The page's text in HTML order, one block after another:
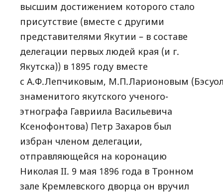
высшим достижением которого стало
присутствие (вместе с другими
представителями Якутии – в составе
делегации первых людей края (и г.
Якутска)) в 1895 году вместе
с А.Ф.Лепчиковым, М.П.Ларионовым
знаменитого якутского ученого-
этнографа Гавриила Васильевича
Ксенофонтова) Петр Захаров был
избран членом делегации,
отправляющейся на коронацию
Николая II. 9 мая 1896 года в Тронном
зале Кремлевского дворца он вручил